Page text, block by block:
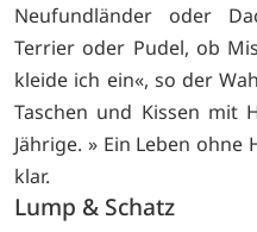
Neufundländer oder
Terrier oder Pudel, ob
kleide ich ein«, so der
Taschen und Kissen mit
Jährige. » Ein Leben
klar.
Lump & Schatz